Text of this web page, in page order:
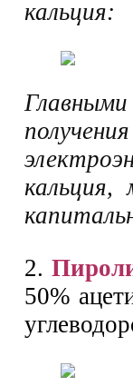
кальция:
кальция,
2.
50%